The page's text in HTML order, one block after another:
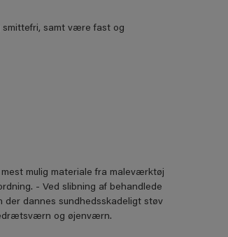
smittefri, samt være fast og
mulig materiale fra maleværktøj
- Ved slibning af behandlede
der dannes sundhedsskadeligt støv
og øjenværn.